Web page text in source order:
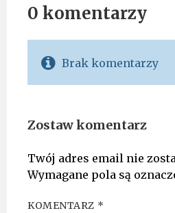
0 komentarzy
Brak komentarzy
Zostaw komentarz
Twój adres email nie
Wymagane pola są
KOMENTARZ *